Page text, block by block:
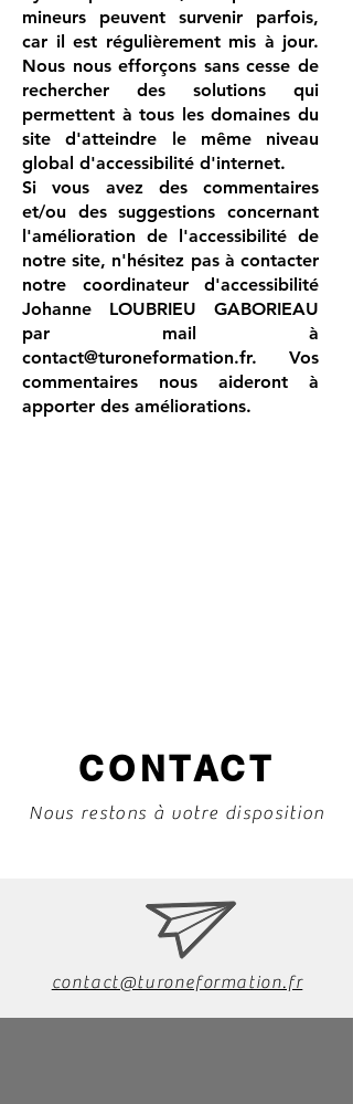
mineurs peuvent survenir parfois,
car il est régulièrement mis à jour.
Nous nous efforçons sans cesse de
rechercher des solutions qui
permettent à tous les domaines du
site d'atteindre le même niveau
global d'accessibilité d'internet.
Si vous avez des commentaires
et/ou des suggestions concernant
l'amélioration de l'accessibilité de
notre site, n'hésitez pas à contacter
notre coordinateur d'accessibilité
Johanne LOUBRIEU GABORIEAU
par mail à
contact@turoneformation.fr. Vos
commentaires nous aideront à
apporter des améliorations.
CONTACT
Nous restons à votre disposition
contact@turoneformation.fr